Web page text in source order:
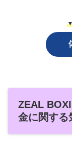
▼
ZEAL
金に関する